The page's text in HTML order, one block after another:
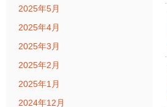
2025年5月
2025年4月
2025年3月
2025年2月
2025年1月
2024年12月